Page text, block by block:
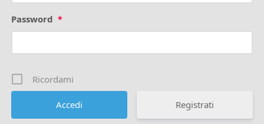
Password *
Ricordami
Registrati